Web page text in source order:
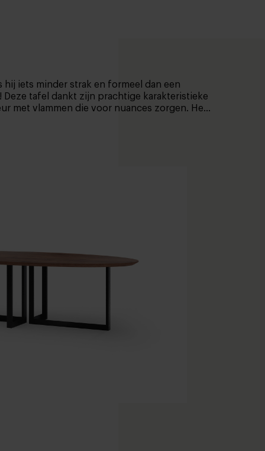
iets minder strak en formeel dan een
tafel dankt zijn prachtige karakteristieke
met vlammen die voor nuances zorgen. Het